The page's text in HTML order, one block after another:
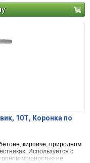
10Т, Коронка по
кирпиче, природном
Используется с
мощностью не